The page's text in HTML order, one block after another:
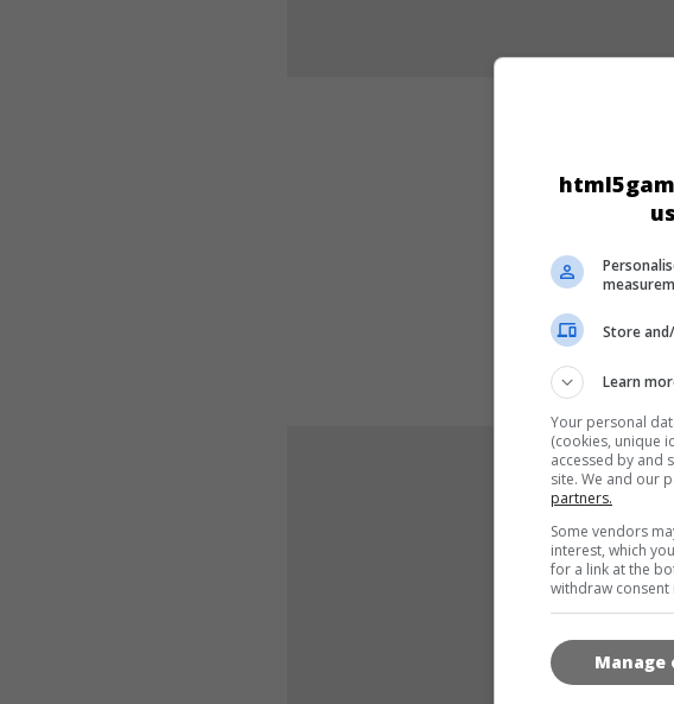
Store
Learn
Your personal
(cookies, unique
accessed by and
site. We and our
partners.
Some vendors
interest, which
for a link at the
withdraw consent
Manage